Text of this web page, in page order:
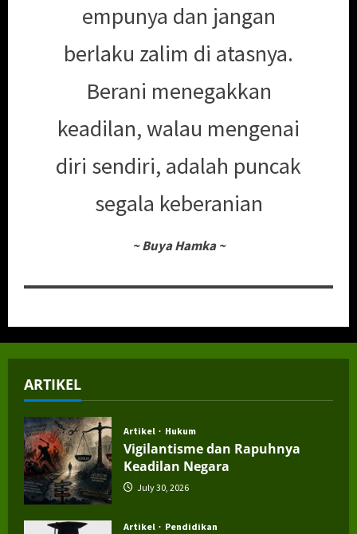
empunya dan jangan
berlaku zalim di atasnya.
Berani menegakkan
keadilan, walau mengenai
diri sendiri, adalah puncak
segala keberanian
~ Buya Hamka ~
ARTIKEL
Artikel Hukum
Vigilantisme dan Rapuhnya
Keadilan Negara
July 30, 2026
Artikel Pendidikan